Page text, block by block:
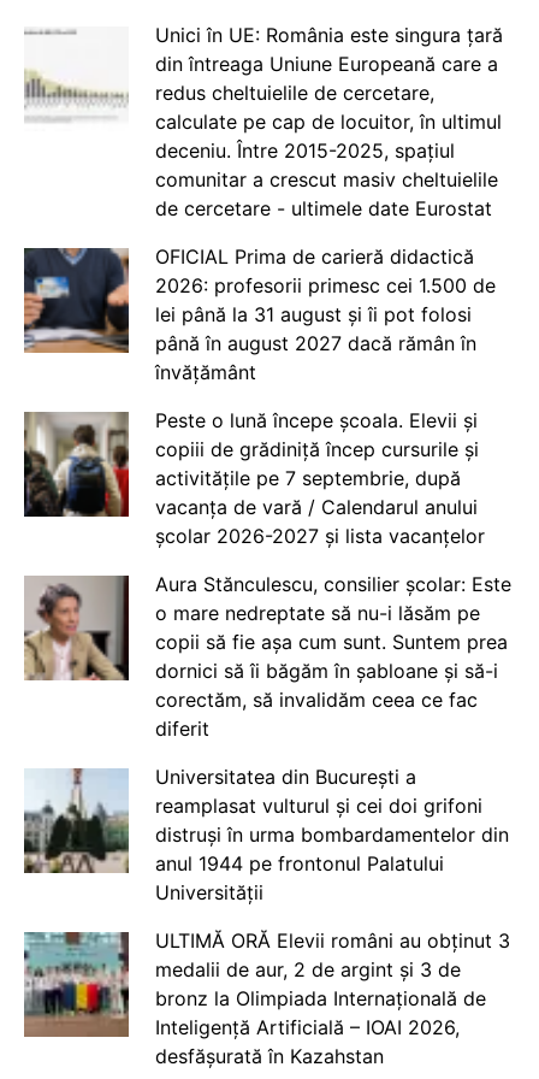
Unici în UE: România este singura țară
din întreaga Uniune Europeană care a
redus cheltuielile de cercetare,
calculate pe cap de locuitor, în ultimul
deceniu. Între 2015-2025, spațiul
comunitar a crescut masiv cheltuielile
de cercetare - ultimele date Eurostat
OFICIAL Prima de carieră didactică
2026: profesorii primesc cei 1.500 de
lei până la 31 august și îi pot folosi
până în august 2027 dacă rămân în
învățământ
Peste o lună începe școala. Elevii și
copiii de grădiniță încep cursurile și
activitățile pe 7 septembrie, după
vacanța de vară / Calendarul anului
școlar 2026-2027 și lista vacanțelor
Aura Stănculescu, consilier școlar: Este
o mare nedreptate să nu-i lăsăm pe
copii să fie așa cum sunt. Suntem prea
dornici să îi băgăm în șabloane și să-i
corectăm, să invalidăm ceea ce fac
diferit
Universitatea din București a
reamplasat vulturul și cei doi grifoni
distruși în urma bombardamentelor din
anul 1944 pe frontonul Palatului
Universității
ULTIMĂ ORĂ Elevii români au obținut 3
medalii de aur, 2 de argint și 3 de
bronz la Olimpiada Internațională de
Inteligență Artificială – IOAI 2026,
desfășurată în Kazahstan